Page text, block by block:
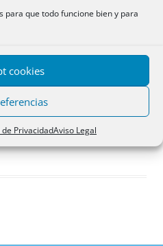
para que todo funcione bien y para
cookies
de PrivacidadAviso Legal